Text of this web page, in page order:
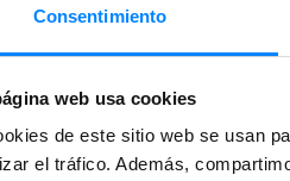
Consentimiento
web usa cookies
de este sitio web se usan
el tráfico. Además,
de fallos